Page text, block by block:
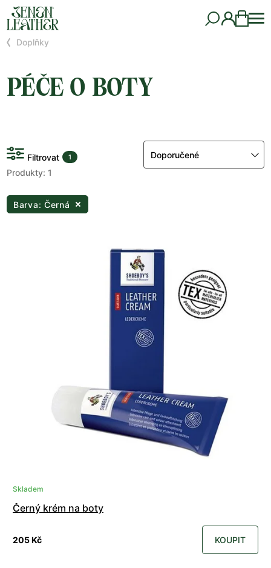
Doplňky
PÉČE O BOTY
Filtrovat 1
Produkty: 1
Doporučené
Barva: Černá
Skladem
Černý krém na boty
205 Kč KOUPIT